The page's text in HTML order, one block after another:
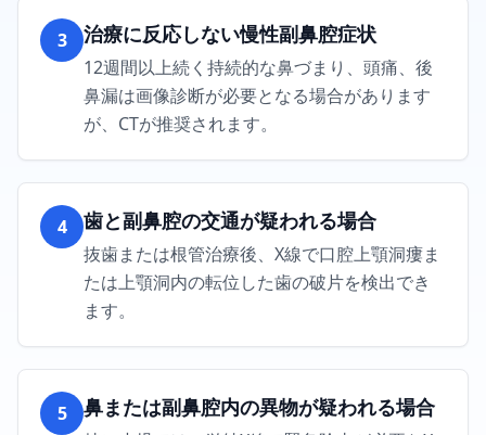
3 治療に反応しない慢性副鼻腔症状
12週間以上続く持続的な鼻づまり、頭痛、後
鼻漏は画像診断が必要となる場合があります
が、CTが推奨されます。
4 歯と副鼻腔の交通が疑われる場合
抜歯または根管治療後、X線で口腔上顎洞瘻ま
たは上顎洞内の転位した歯の破片を検出でき
ます。
5 鼻または副鼻腔内の異物が疑われる場合